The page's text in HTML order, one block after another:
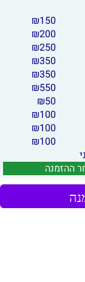
150
₪
200
₪
250
₪
350
₪
350
₪
550
₪
50
₪
100
₪
100
₪
100
₪
ההזמנה